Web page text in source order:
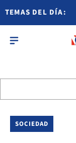
TEMAS DEL DÍA:
SOCIEDAD